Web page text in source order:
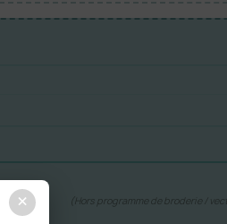
× (Hors programme de broderie /